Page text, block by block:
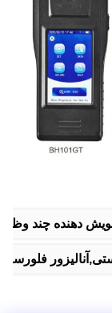
دهنده چند